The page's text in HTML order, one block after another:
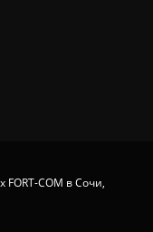
COM в Сочи,